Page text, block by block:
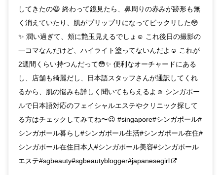
してきたの😆 終わって鏡見たら、鼻周りの赤みが跡形も無
く消えていたり、肌がプリップリになってビックリした😳
✨ 潤い過ぎて、頬に艶玉見えるでしょ☺️ これ後日の撮影の
一コマなんだけど、ハイライト塗ってないんだよ☺️ これが
2週間くらい持つんだって😳✨ 便利なオーチャードにある
し、店舗も綺麗だし、日本語スタッフさんが通訳してくれ
るから、肌の悩みも詳しく聞いてもらえるよ☺️ シンガポー
ルで日本語対応のフェイシャルエステやクリニック探して
る方はチェックしてみてね〜😉 #singapore#シンガポール#
シンガポール暮らし#シンガポール生活#シンガポール在住#
シンガポール在住日本人#シンガポール美容#シンガポール
エステ#sgbeauty#sgbeautyblogger#japanesegirl